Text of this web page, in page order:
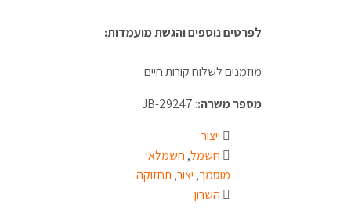
לפרטים נוספים והגשת מועמדות:
מוזמנים לשלוח קורות חיים
מספר משרה:: JB-29247
ייצור
חשמל, חשמלאי
מוסמך, יצור, תחזוקה
השרון